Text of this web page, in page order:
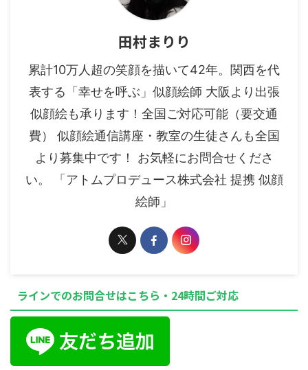
田村まりり
累計10万人超の笑顔を描いて42年。関西を代
表する「幸せを呼ぶ」似顔絵師 大阪より出張
似顔絵も承ります！全国ご対応可能（要交通
費） 似顔絵通信講座・教室の生徒さんも全国
より募集中です！ お気軽にお問合せくださ
い。 「アトムプロデュース株式会社 提携 似顔
絵師」
ラインでのお問合せはこちら・24時間ご対応